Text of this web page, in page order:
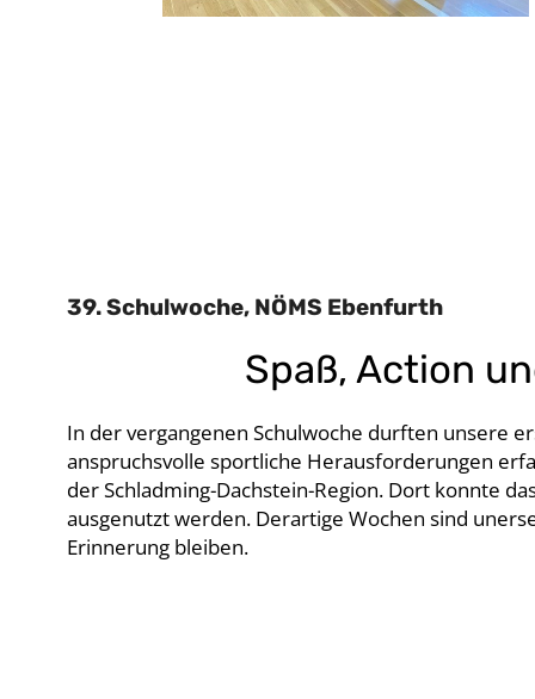
39. Schulwoche, NÖMS Ebenfurth
Spaß, Action
In der vergangenen Schulwoche durften unsere
anspruchsvolle sportliche Herausforderungen
der Schladming-Dachstein-Region. Dort konnte
ausgenutzt werden. Derartige Wochen sind
Erinnerung bleiben.